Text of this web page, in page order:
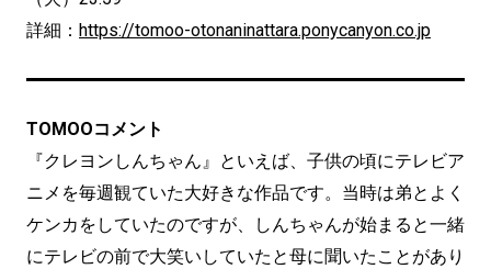
詳細： https://tomoo-otonaninattara.ponycanyon.co.jp
TOMOOコメント
『クレヨンしんちゃん』といえば、子供の頃にテレビア
ニメを毎週観ていた大好きな作品です。当時は弟とよく
ケンカをしていたのですが、しんちゃんが始まると一緒
にテレビの前で大笑いしていたと母に聞いたことがあり